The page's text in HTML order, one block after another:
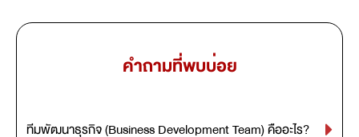
คำถามที่พบบ่อย
ทีมพัฒนาธุรกิจ (Business Development Team) คืออะไร?